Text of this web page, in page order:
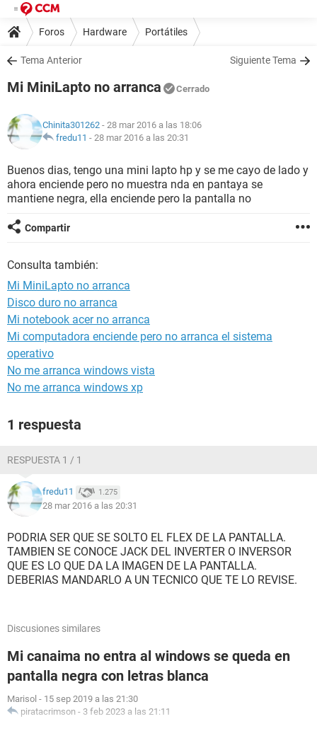
Foros Hardware Portátiles
Tema Anterior Siguiente Tema
Mi MiniLapto no arranca Cerrado
Chinita301262 - 28 mar 2016 a las 18:06
fredu11 - 28 mar 2016 a las 20:31
Buenos dias, tengo una mini lapto hp y se me cayo de lado y
ahora enciende pero no muestra nda en pantaya se
mantiene negra, ella enciende pero la pantalla no
Compartir
Consulta también:
Mi MiniLapto no arranca
Disco duro no arranca
Mi notebook acer no arranca
Mi computadora enciende pero no arranca el sistema
operativo
No me arranca windows vista
No me arranca windows xp
1 respuesta
RESPUESTA 1 / 1
fredu11 1.275
28 mar 2016 a las 20:31
PODRIA SER QUE SE SOLTO EL FLEX DE LA PANTALLA.
TAMBIEN SE CONOCE JACK DEL INVERTER O INVERSOR
QUE ES LO QUE DA LA IMAGEN DE LA PANTALLA.
DEBERIAS MANDARLO A UN TECNICO QUE TE LO REVISE.
Discusiones similares
Mi canaima no entra al windows se queda en
pantalla negra con letras blanca
Marisol - 15 sep 2019 a las 21:30
piratacrimson - 3 feb 2023 a las 21:11